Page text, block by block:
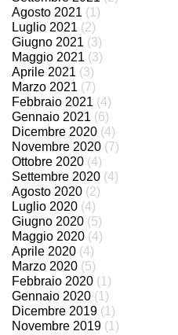
Agosto 2021 (1)
Luglio 2021 (2)
Giugno 2021 (3)
Maggio 2021 (3)
Aprile 2021 (3)
Marzo 2021 (7)
Febbraio 2021 (4)
Gennaio 2021 (6)
Dicembre 2020 (4)
Novembre 2020 (7)
Ottobre 2020 (4)
Settembre 2020 (4)
Agosto 2020 (2)
Luglio 2020 (4)
Giugno 2020 (5)
Maggio 2020 (4)
Aprile 2020 (4)
Marzo 2020 (5)
Febbraio 2020 (1)
Gennaio 2020 (1)
Dicembre 2019 (1)
Novembre 2019 (1)